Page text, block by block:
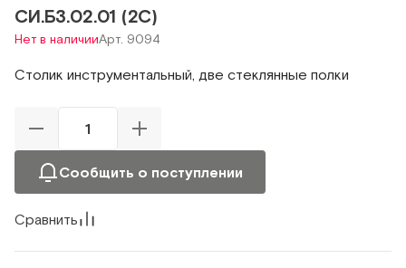
СИ.Б3.02.01 (2С)
Нет в наличииАрт. 9094
Столик инструментальный, две стеклянные полки
Сообщить о поступлении
Сравнить